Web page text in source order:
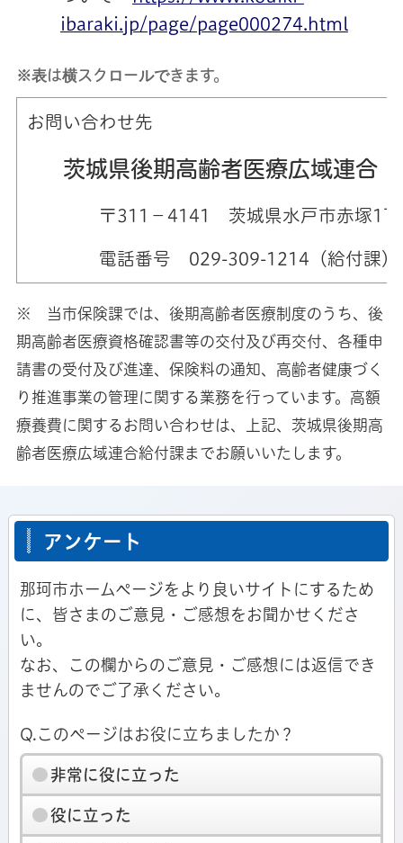
ibaraki.jp/page/page000274.html
※表は横スクロールできます。
お問い合わせ先
茨城県後期高齢者医療広域連合
〒311−4141 茨城県水戸市赤塚1丁
電話番号 029-309-1214（給付課）
※ 当市保険課では、後期高齢者医療制度のうち、後
期高齢者医療資格確認書等の交付及び再交付、各種申
請書の受付及び進達、保険料の通知、高齢者健康づく
り推進事業の管理に関する業務を行っています。高額
療養費に関するお問い合わせは、上記、茨城県後期高
齢者医療広域連合給付課までお願いいたします。
アンケート
那珂市ホームページをより良いサイトにするため
に、皆さまのご意見・ご感想をお聞かせくださ
い。
なお、この欄からのご意見・ご感想には返信でき
ませんのでご了承ください。
Q.このページはお役に立ちましたか？
非常に役に立った
役に立った